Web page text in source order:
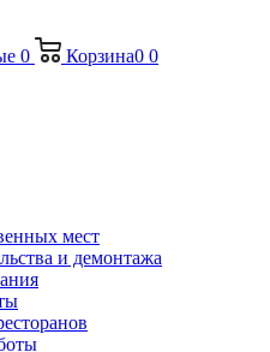
0 Корзина0 0
мест
и демонтажа